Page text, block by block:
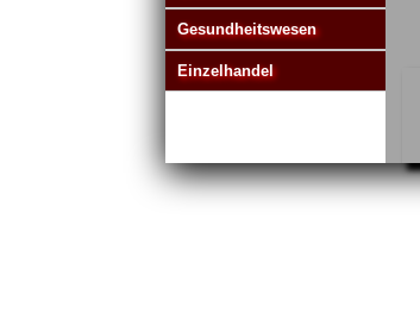
Gesundheitswesen
Einzelhandel